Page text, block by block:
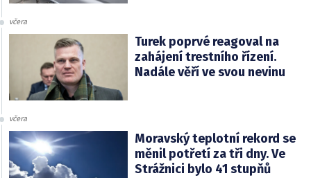
včera
Turek poprvé reagoval na
zahájení trestního řízení.
Nadále věří ve svou nevinu
včera
Moravský teplotní rekord se
měnil potřetí za tři dny. Ve
Strážnici bylo 41 stupňů